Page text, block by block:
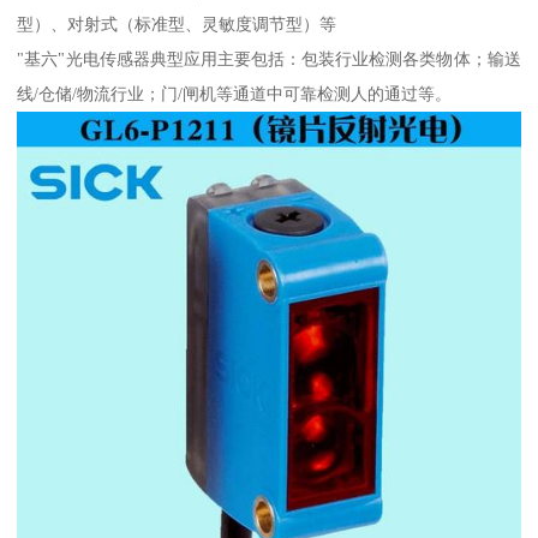
型）、对射式（标准型、灵敏度调节型）等
"基六"光电传感器典型应用主要包括：包装行业检测各类物体；输送
线/仓储/物流行业；门/闸机等通道中可靠检测人的通过等。